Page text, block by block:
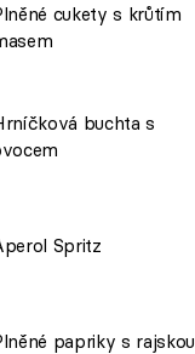
cukety s krůtím
buchta s
Spritz
papriky s rajskou